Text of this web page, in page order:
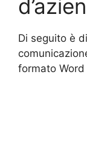
Di seguito è
formato